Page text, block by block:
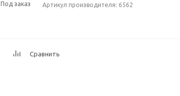
Под заказ Артикул производителя: 6562
Сравнить